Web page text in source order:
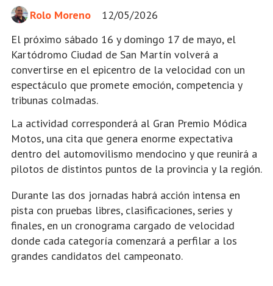
El próximo sábado 16 y domingo 17 de mayo, el
Kartódromo Ciudad de San Martín volverá a
convertirse en el epicentro de la velocidad con un
espectáculo que promete emoción, competencia y
tribunas colmadas.
12/05/2026
Rolo Moreno
La actividad corresponderá al Gran Premio Módica
Motos, una cita que genera enorme expectativa
dentro del automovilismo mendocino y que reunirá a
pilotos de distintos puntos de la provincia y la región.
Durante las dos jornadas habrá acción intensa en
pista con pruebas libres, clasificaciones, series y
finales, en un cronograma cargado de velocidad
donde cada categoría comenzará a perfilar a los
grandes candidatos del campeonato.